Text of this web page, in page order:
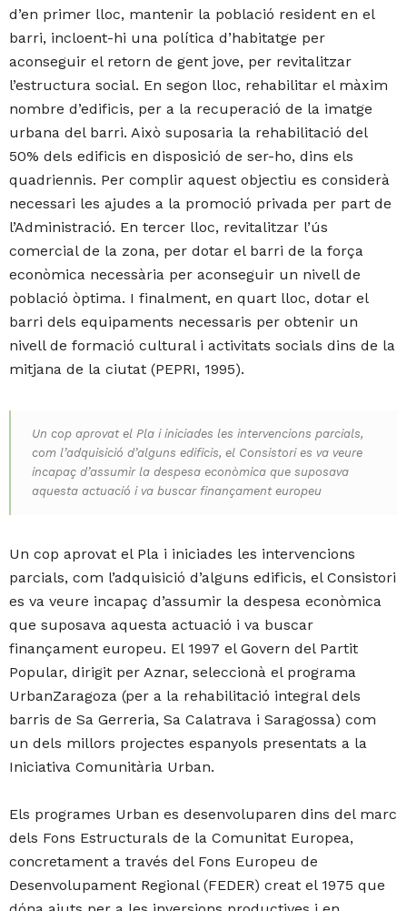
d’en primer lloc, mantenir la població resident en el
barri, incloent-hi una política d’habitatge per
aconseguir el retorn de gent jove, per revitalitzar
l’estructura social. En segon lloc, rehabilitar el màxim
nombre d’edificis, per a la recuperació de la imatge
urbana del barri. Això suposaria la rehabilitació del
50% dels edificis en disposició de ser-ho, dins els
quadriennis. Per complir aquest objectiu es considerà
necessari les ajudes a la promoció privada per part de
l’Administració. En tercer lloc, revitalitzar l’ús
comercial de la zona, per dotar el barri de la força
econòmica necessària per aconseguir un nivell de
població òptima. I finalment, en quart lloc, dotar el
barri dels equipaments necessaris per obtenir un
nivell de formació cultural i activitats socials dins de la
mitjana de la ciutat (PEPRI, 1995).
Un cop aprovat el Pla i iniciades les intervencions parcials,
com l’adquisició d’alguns edificis, el Consistori es va veure
incapaç d’assumir la despesa econòmica que suposava
aquesta actuació i va buscar finançament europeu
Un cop aprovat el Pla i iniciades les intervencions
parcials, com l’adquisició d’alguns edificis, el Consistori
es va veure incapaç d’assumir la despesa econòmica
que suposava aquesta actuació i va buscar
finançament europeu. El 1997 el Govern del Partit
Popular, dirigit per Aznar, seleccionà el programa
UrbanZaragoza (per a la rehabilitació integral dels
barris de Sa Gerreria, Sa Calatrava i Saragossa) com
un dels millors projectes espanyols presentats a la
Iniciativa Comunitària Urban.
Els programes Urban es desenvoluparen dins del marc
dels Fons Estructurals de la Comunitat Europea,
concretament a través del Fons Europeu de
Desenvolupament Regional (FEDER) creat el 1975 que